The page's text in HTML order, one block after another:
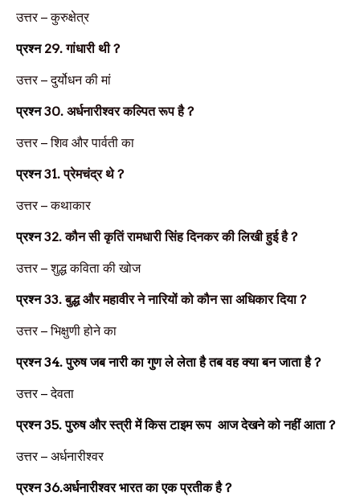
उत्तर –कुरुक्षेत्र
प्रश्न 29.गांधारी थी?
उत्तर –दुर्योधन की मां
प्रश्न30. अर्धनारीश्वर कल्पित रूप है?
उत्तर –शिव और पार्वती का
प्रश्न31.प्रेमचंद्र थे?
उत्तर –कथाकार
प्रश्न32.कौन सी कृतिं रामधारी सिंह दिनकर की लिखी हुई है?
उत्तर –शुद्ध कविता की खोज
प्रश्न33.बुद्ध और महावीर ने नारियों को कौन सा अधिकार दिया?
उत्तर –भिक्षुणी होने का
प्रश्न34.पुरुष जब नारी का गुण ले लेता है तब वह क्या बन जाता है?
उत्तर –देवता
प्रश्न35.पुरुष और स्त्री में किस टाइम रूप आज देखने को नहीं आता?
उत्तर – अर्धनारीश्वर
प्रश्न36.अर्धनारीश्वर भारत का एक प्रतीक है?